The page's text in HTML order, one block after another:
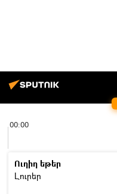
00:00
Ուղիղ եթեր
Լուրեր